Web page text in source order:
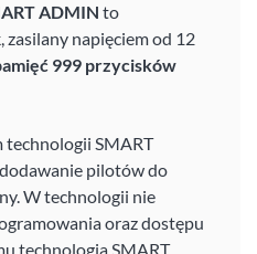
ADMIN to
napięciem od 12
999 przycisków
technologii SMART
pilotów do
W technologii nie
oraz dostępu
technologia SMART